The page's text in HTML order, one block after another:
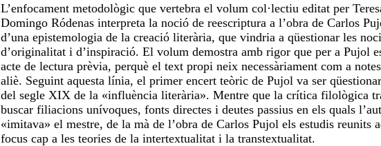
L’enfocament metodològic que vertebra el volum col·lectiu editat per
Domingo Ródenas interpreta la noció de reescriptura a l’obra de Carlos
d’una epistemologia de la creació literària, que vindria a qüestionar les
d’originalitat i d’inspiració. El volum demostra amb rigor que per a Pujol
acte de lectura prèvia, perquè el text propi neix necessàriament com a
aliè. Seguint aquesta línia, el primer encert teòric de Pujol va ser
del segle XIX de la «influència literària». Mentre que la crítica filològica
buscar filiacions unívoques, fonts directes i deutes passius en els quals
«imitava» el mestre, de la mà de l’obra de Carlos Pujol els estudis reunits
focus cap a les teories de la intertextualitat i la transtextualitat.